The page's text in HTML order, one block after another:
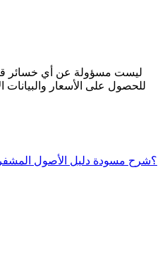
للحصول على الأسعار والبيانات
ما هو عملة جورجيا إنرجي أويل ومعدنية (GEOM)؟شرح مسودة دليل الأصول